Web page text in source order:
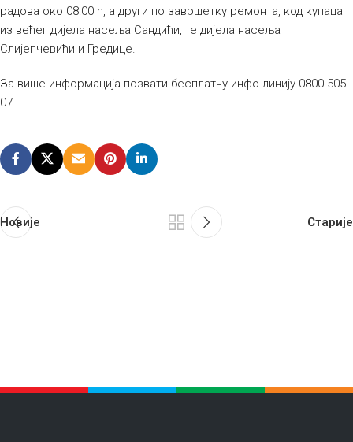
радова око 08:00 h, а други по завршетку ремонта, код купаца
из већег дијела насеља Сандићи, те дијела насеља
Слијепчевићи и Гредице.
За више информација позвати бесплатну инфо линију 0800 505
07.
Новије Старије